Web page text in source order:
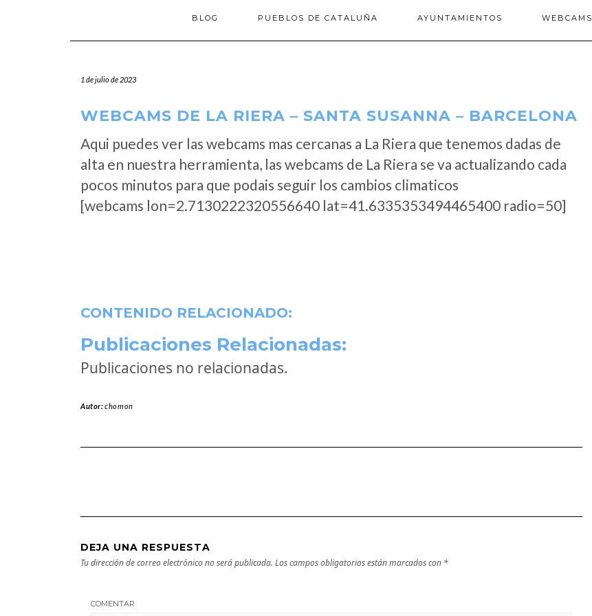
BLOG PUEBLOS DE CATALUÑA AYUNTAMIENTOS WEBCAMS
1 de julio de 2023
WEBCAMS DE LA RIERA – SANTA SUSANNA – BARCELONA
Aqui puedes ver las webcams mas cercanas a La Riera que tenemos dadas de
alta en nuestra herramienta, las webcams de La Riera se va actualizando cada
pocos minutos para que podais seguir los cambios climaticos
[webcams lon=2.7130222320556640 lat=41.6335353494465400 radio=50]
CONTENIDO RELACIONADO:
Publicaciones Relacionadas:
Publicaciones no relacionadas.
Autor:chomon
DEJA UNA RESPUESTA
Tu dirección de correo electrónico no será publicada. Los campos obligatorios están marcados con *
COMENTAR